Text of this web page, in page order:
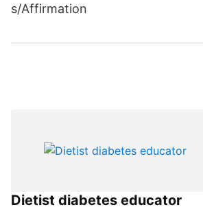
s/Affirmation
Dietist diabetes educator